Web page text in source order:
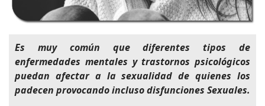
Es muy común que diferentes tipos de
enfermedades mentales y trastornos psicológicos
puedan afectar a la sexualidad de quienes los
padecen provocando incluso disfunciones Sexuales.